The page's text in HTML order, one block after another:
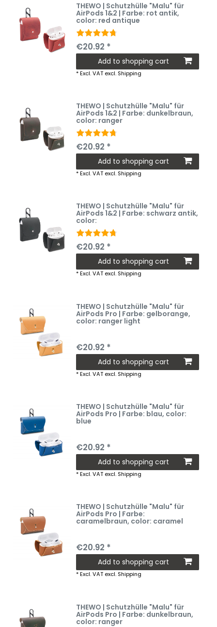
THEWO | Schutzhülle "Malu" für
AirPods 1&2 | Farbe: rot antik,
color: red antique
€20.92 *
Add to shopping cart
*Excl. VAT excl. Shipping
THEWO | Schutzhülle "Malu" für
AirPods 1&2 | Farbe: dunkelbraun,
color: ranger
€20.92 *
Add to shopping cart
*Excl. VAT excl. Shipping
THEWO | Schutzhülle "Malu" für
AirPods 1&2 | Farbe: schwarz antik,
color:
€20.92 *
Add to shopping cart
*Excl. VAT excl. Shipping
THEWO | Schutzhülle "Malu" für
AirPods Pro | Farbe: gelborange,
color: ranger light
€20.92 *
Add to shopping cart
*Excl. VAT excl. Shipping
THEWO | Schutzhülle "Malu" für
AirPods Pro | Farbe: blau, color:
blue
€20.92 *
Add to shopping cart
*Excl. VAT excl. Shipping
THEWO | Schutzhülle "Malu" für
AirPods Pro | Farbe:
caramelbraun, color: caramel
€20.92 *
Add to shopping cart
*Excl. VAT excl. Shipping
THEWO | Schutzhülle "Malu" für
AirPods Pro | Farbe: dunkelbraun,
color: ranger